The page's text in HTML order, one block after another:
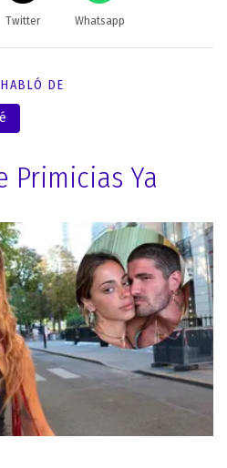
Twitter Whatsapp
DE
Primicias Ya